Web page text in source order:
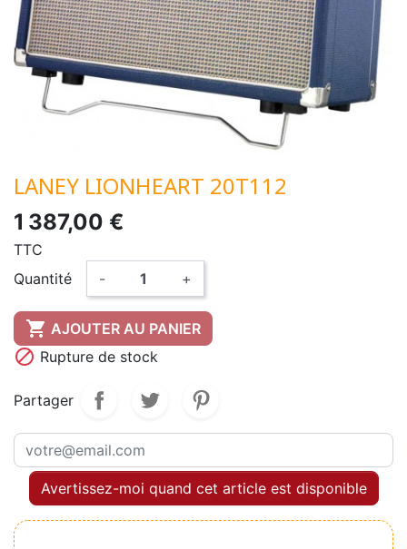
LANEY LIONHEART 20T112
1 387,00 €
TTC
Quantité
- +
 AJOUTER AU PANIER
 Rupture de stock
Partager
Avertissez-moi quand cet article est disponible